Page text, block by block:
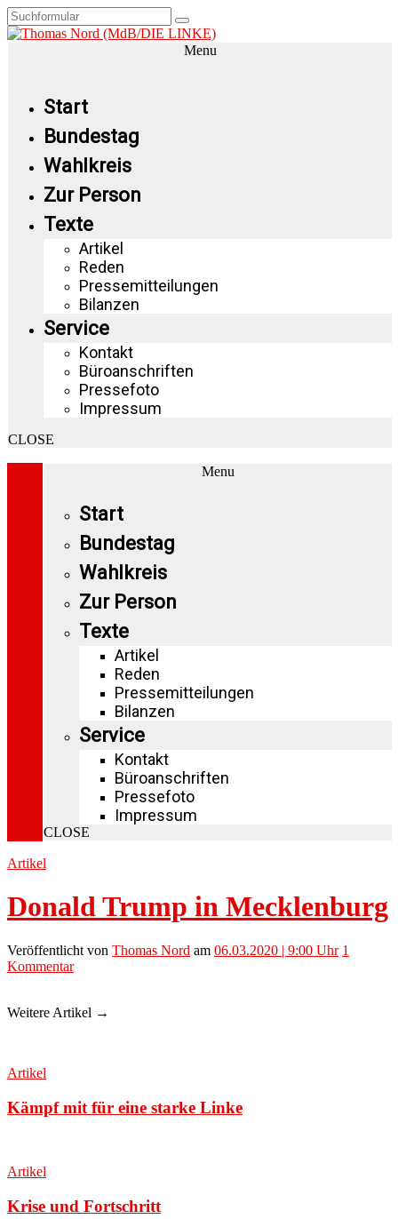
Menu
Start
Bundestag
Wahlkreis
Zur Person
Texte
Artikel
Reden
Pressemitteilungen
Bilanzen
Service
Kontakt
Büroanschriften
Pressefoto
Impressum
CLOSE
Menu
Start
Bundestag
Wahlkreis
Zur Person
Texte
Artikel
Reden
Pressemitteilungen
Bilanzen
Service
Kontakt
Büroanschriften
Pressefoto
Impressum
CLOSE
Artikel
Donald Trump in Mecklenburg
Veröffentlicht von Thomas Nord am 06.03.2020 | 9:00 Uhr 1
Kommentar
Weitere Artikel →
Artikel
Kämpf mit für eine starke Linke
Artikel
Krise und Fortschritt